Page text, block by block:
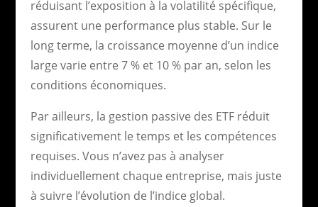
réduisant l’exposition à la volatilité spécifique,
assurent une performance plus stable. Sur le
long terme, la croissance moyenne d’un indice
large varie entre 7 % et 10 % par an, selon les
conditions économiques.
Par ailleurs, la gestion passive des ETF réduit
significativement le temps et les compétences
requises. Vous n’avez pas à analyser
individuellement chaque entreprise, mais juste
à suivre l’évolution de l’indice global.